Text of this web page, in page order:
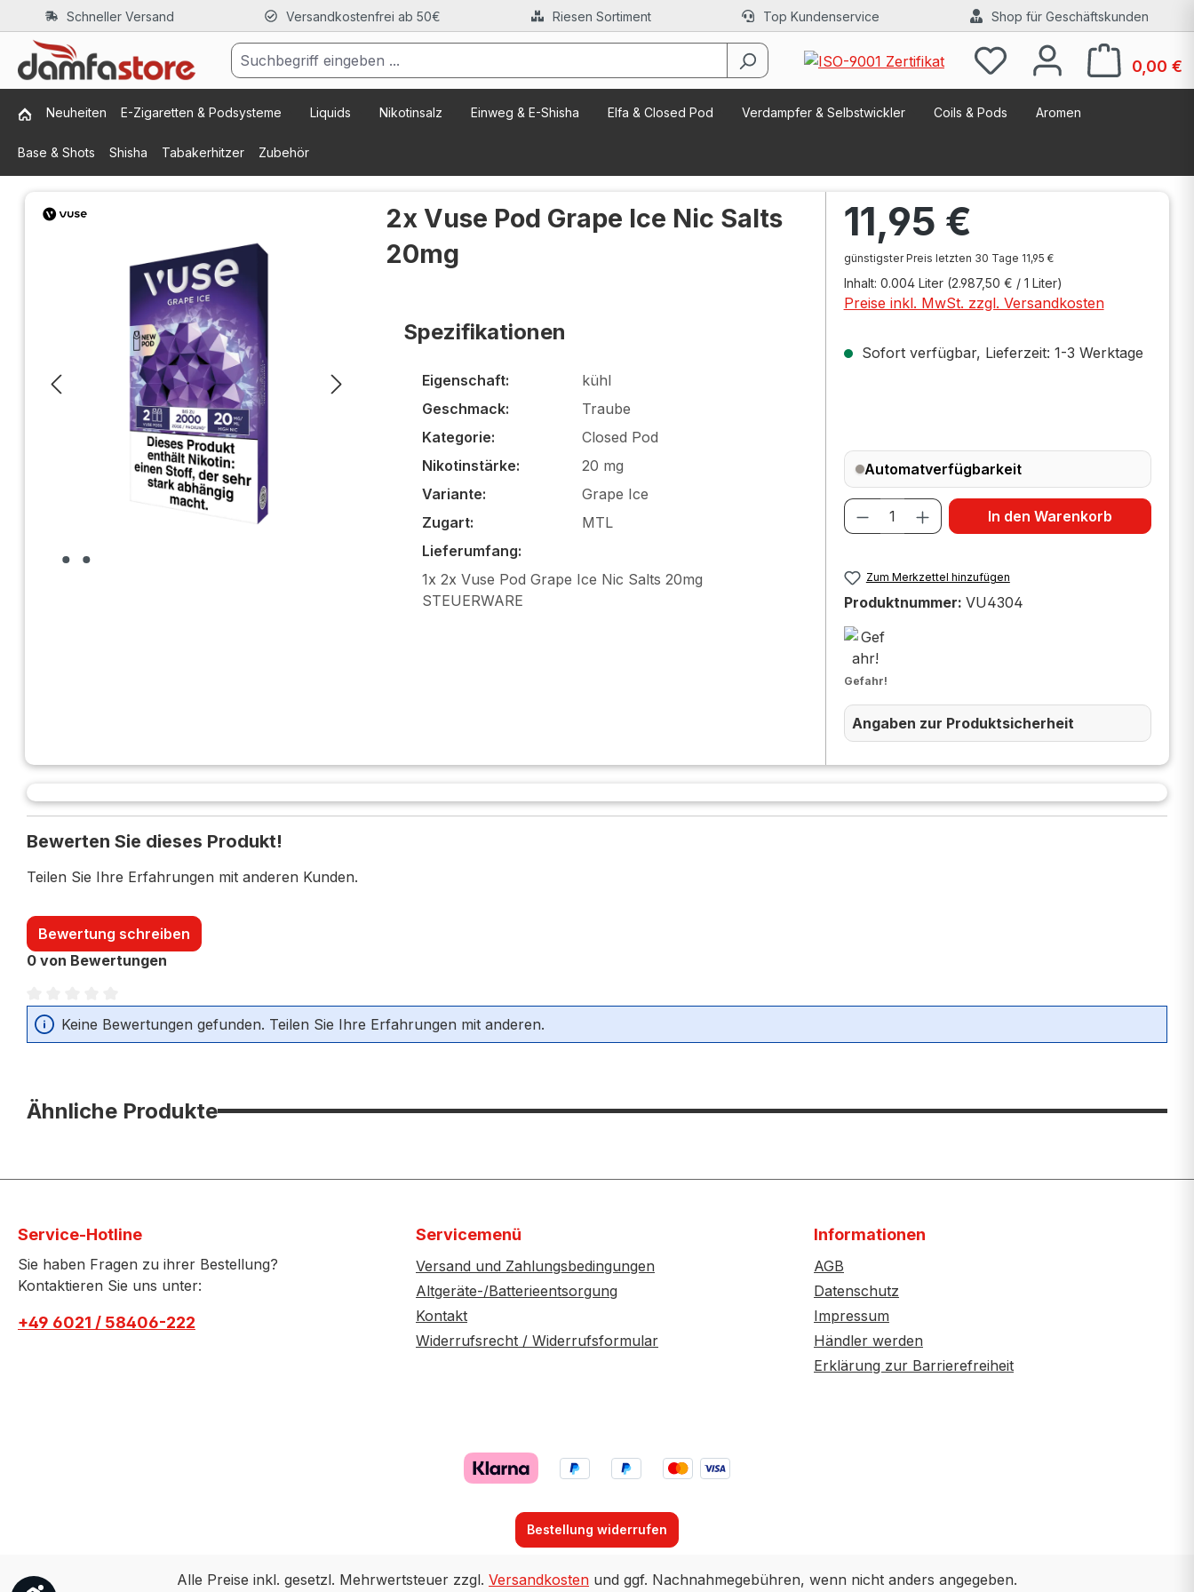
Hauptinhalt springen
Zur Suche springen
Zur Hauptnavigation springen
Schneller Versand Versandkostenfrei ab 50€ Riesen Sortiment Top Kundenservice Shop für Geschäftskunden
0,00 €
Neuheiten E-Zigaretten & Podsysteme Liquids Nikotinsalz Einweg & E-Shisha Elfa & Closed Pod Verdampfer & Selbstwickler Coils & Pods Aromen
Base & Shots Shisha Tabakerhitzer Zubehör
2x Vuse Pod Grape Ice Nic Salts
20mg
Spezifikationen
Eigenschaft:
kühl
Geschmack:
Traube
Kategorie:
Closed Pod
Nikotinstärke:
20 mg
Variante:
Grape Ice
Zugart:
MTL
Lieferumfang:
1x 2x Vuse Pod Grape Ice Nic Salts 20mg
STEUERWARE
11,95 €
günstigster Preis letzten 30 Tage 11,95 €
Inhalt: 0.004 Liter (2.987,50 € / 1 Liter)
Preise inkl. MwSt. zzgl. Versandkosten
Sofort verfügbar, Lieferzeit: 1-3 Werktage
Automatverfügbarkeit
Produkt Anzahl: Gib den
In den Warenkorb
Zum Merkzettel hinzufügen
Produktnummer: VU4304
Gefahr!
Angaben zur Produktsicherheit
Bewerten Sie dieses Produkt!
Teilen Sie Ihre Erfahrungen mit anderen Kunden.
Bewertung schreiben
0 von Bewertungen
Durchschnittliche Bewertung von 0 von 5 Sternen
Keine Bewertungen gefunden. Teilen Sie Ihre Erfahrungen mit anderen.
Ähnliche Produkte
Service-Hotline
Sie haben Fragen zu ihrer Bestellung?
Kontaktieren Sie uns unter:
+49 6021 / 58406-222
Servicemenü
Versand und Zahlungsbedingungen
Altgeräte-/Batterieentsorgung
Kontakt
Widerrufsrecht / Widerrufsformular
Informationen
AGB
Datenschutz
Impressum
Händler werden
Erklärung zur Barrierefreiheit
Bestellung widerrufen
Alle Preise inkl. gesetzl. Mehrwertsteuer zzgl. Versandkosten und ggf. Nachnahmegebühren, wenn nicht anders angegeben.